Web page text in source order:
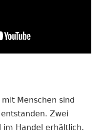
Menschen sind
Zwei
im Handel erhältlich.